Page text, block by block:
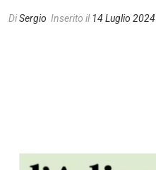
DiSergio Inserito il14 Luglio 2024